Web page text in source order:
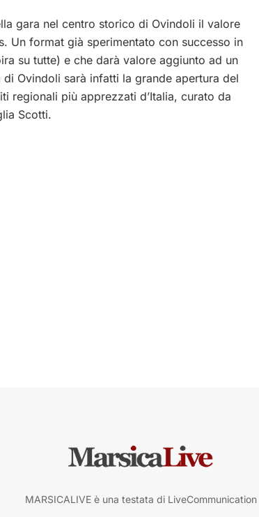
gara nel centro storico di Ovindoli il valore
Un format già sperimentato con successo in
su tutte) e che darà valore aggiunto ad un
Ovindoli sarà infatti la grande apertura del
regionali più apprezzati d’Italia, curato da
Scotti.
MARSICALIVE è una testata di LiveCommunication